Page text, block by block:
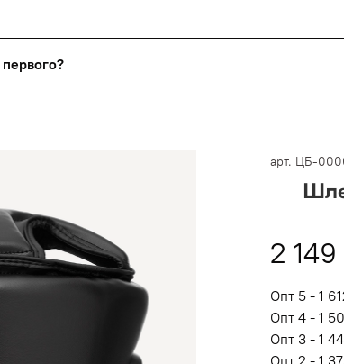
сумма всех заказов за 6
- сумма всех заказов за 6
Опт 2(36%)
Опт 1(38%) -сумма всех заказов за 6
арт. ЦБ-
2
Опт 5 - 1
Опт 4 - 1
Опт 3 - 1